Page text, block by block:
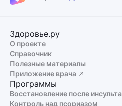
Здоровье.ру
О проекте
Справочник
Полезные материалы
Приложение врача
Программы
Восстановление после инсульта
Контроль над псориазом